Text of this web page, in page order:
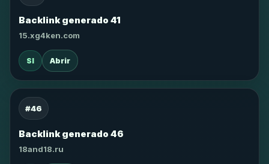
Backlink generado 41
15.xg4ken.com
SI Abrir
#46
Backlink generado 46
18and18.ru